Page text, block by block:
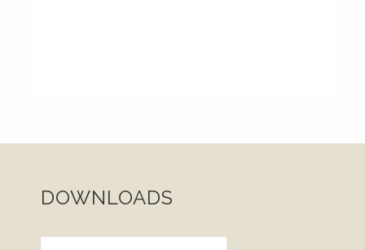
DOWNLOADS